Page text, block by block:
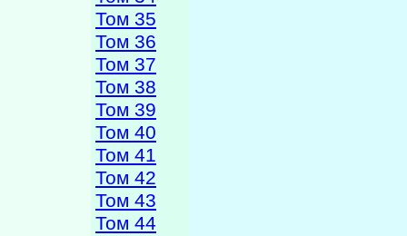
Том 35
Том 36
Том 37
Том 38
Том 39
Том 40
Том 41
Том 42
Том 43
Том 44